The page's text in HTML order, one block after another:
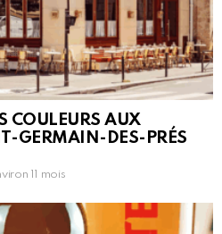
COULEURS AUX
GERMAIN-DES-PRÉS
11 mois